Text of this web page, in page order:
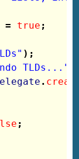
= true ;
);
TLDs..."
.
;